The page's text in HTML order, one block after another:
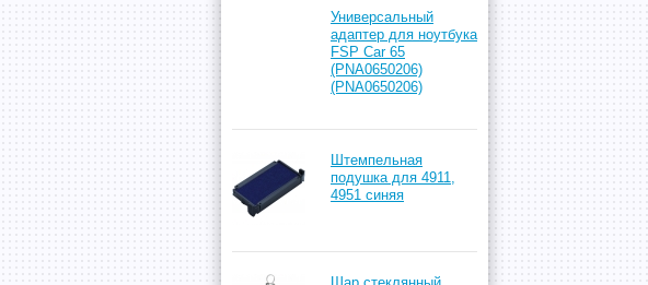
Универсальный
адаптер для ноутбука
FSP Car 65
(PNA0650206)
(PNA0650206)
Штемпельная
подушка для 4911,
4951 синяя